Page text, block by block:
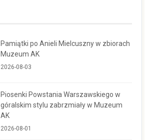
Pamiątki po Anieli Mielcuszny w zbiorach
Muzeum AK
2026-08-03
Piosenki Powstania Warszawskiego w
góralskim stylu zabrzmiały w Muzeum
AK
2026-08-01